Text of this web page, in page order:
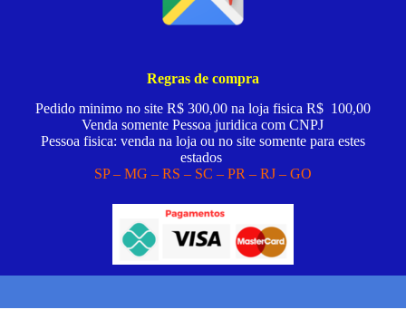
Regras de compra
Pedido minimo no site R$ 300,00 na loja fisica R$ 100,00
Venda somente Pessoa juridica com CNPJ
Pessoa fisica: venda na loja ou no site somente para estes
estados
SP – MG – RS – SC – PR – RJ – GO